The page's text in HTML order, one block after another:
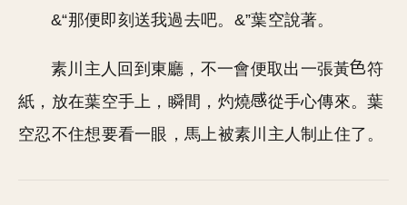
&“那便即刻送我過去吧。&”葉空說著。
素川主人回到東廳，不一會便取出一張黃
符
紙，放在葉空手上，瞬間，灼燒
從手心傳來。葉
空忍不住想要看一眼，馬上被素川主人制止住了。